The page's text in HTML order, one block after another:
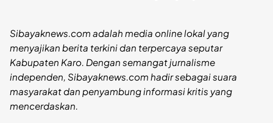
Sibayaknews.com adalah media online lokal yang
menyajikan berita terkini dan terpercaya seputar
Kabupaten Karo. Dengan semangat jurnalisme
independen, Sibayaknews.com hadir sebagai suara
masyarakat dan penyambung informasi kritis yang
mencerdaskan.